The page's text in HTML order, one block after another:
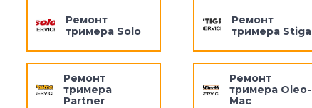
Ремонт
тримера Solo
Ремонт
тримера
Partner
Ремонт
тримера Stiga
Ремонт
тримера Oleo-
Mac